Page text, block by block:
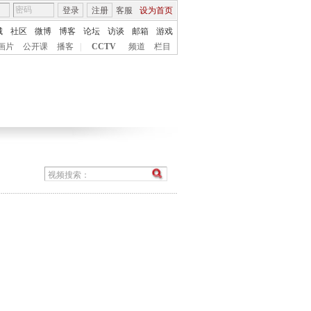
客服 设为首页
登录 注册
社区 微博 博客 论坛 访谈 邮箱
游戏
片
公开课 播客 CCTV 频道 栏目